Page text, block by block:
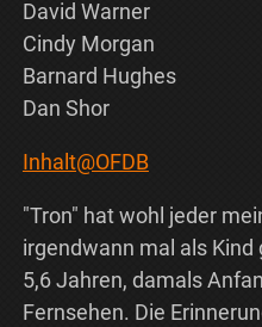
David Warner
Cindy Morgan
Barnard Hughes
Dan Shor
Inhalt@OFDB
"Tron" hat wohl jeder
irgendwann mal als
5,6 Jahren, damals
Fernsehen. Die